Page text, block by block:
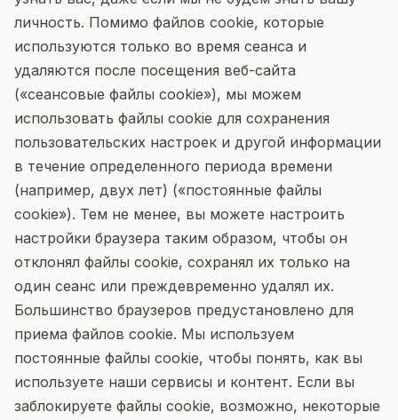
личность. Помимо файлов cookie, которые
используются только во время сеанса и
удаляются после посещения веб-сайта
(«сеансовые файлы cookie»), мы можем
использовать файлы cookie для сохранения
пользовательских настроек и другой информации
в течение определенного периода времени
(например, двух лет) («постоянные файлы
cookie»). Тем не менее, вы можете настроить
настройки браузера таким образом, чтобы он
отклонял файлы cookie, сохранял их только на
один сеанс или преждевременно удалял их.
Большинство браузеров предустановлено для
приема файлов cookie. Мы используем
постоянные файлы cookie, чтобы понять, как вы
используете наши сервисы и контент. Если вы
заблокируете файлы cookie, возможно, некоторые